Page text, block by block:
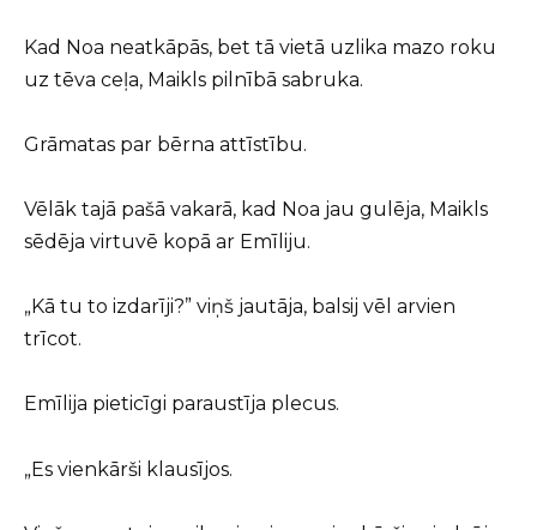
Kad Noa neatkāpās, bet tā vietā uzlika mazo roku
uz tēva ceļa, Maikls pilnībā sabruka.
Grāmatas par bērna attīstību.
Vēlāk tajā pašā vakarā, kad Noa jau gulēja, Maikls
sēdēja virtuvē kopā ar Emīliju.
„Kā tu to izdarīji?” viņš jautāja, balsij vēl arvien
trīcot.
Emīlija pieticīgi paraustīja plecus.
„Es vienkārši klausījos.